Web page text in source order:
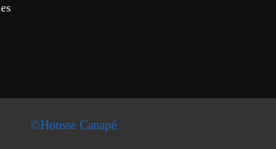
©Housse Canapé.